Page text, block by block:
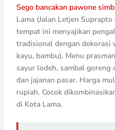
Sego bancakan pawone
Lama (Jalan Letjen
tempat ini menyajikan
tradisional dengan dekorasi
kayu, bambu). Menu
sayur lodeh, sambal goreng
dan jajanan pasar. Harga
rupiah. Cocok
di Kota Lama.